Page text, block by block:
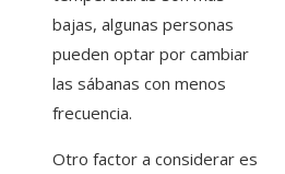
bajas, algunas personas
pueden optar por cambiar
las sábanas con menos
frecuencia.
Otro factor a considerar es